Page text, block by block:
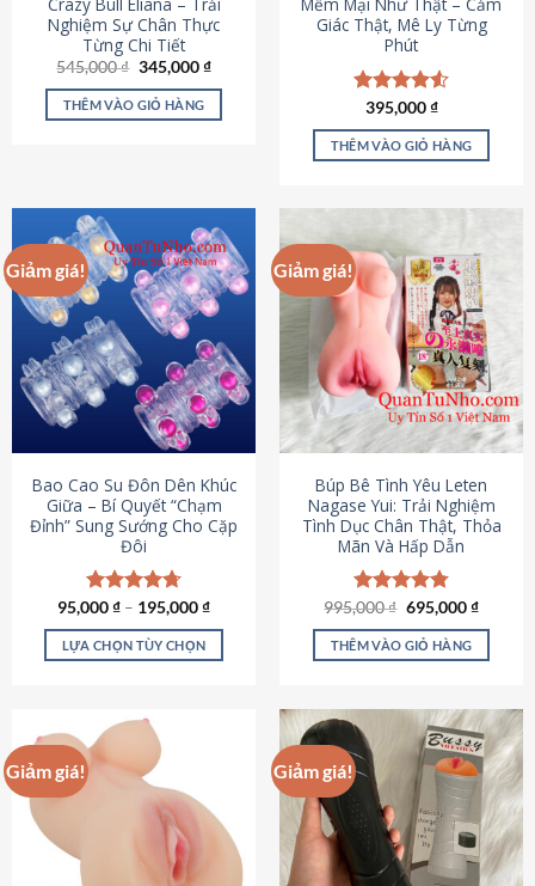
Crazy Bull Eliana – Trải
Nghiệm Sự Chân Thực
Từng Chi Tiết
545,000₫ Giá
là:
545,000 ₫.
345,000₫Giá
tại
THÊM VÀO GIỎ HÀNG
Mềm Mại Như Thật – Cảm
Giác Thật, Mê Ly Từng
Phút
Được xếp
hạng4.53
5 sao
395,000₫
THÊM VÀO GIỎ HÀNG
Giảm giá!
Bao Cao Su Đôn Dên Khúc
Giữa – Bí Quyết “Chạm
Đỉnh” Sung Sướng Cho Cặp
Đôi
Được xếp
hạng4.70
5 sao
95,000₫ – 195,000₫
LỰA CHỌN TÙY CHỌN
này
nhiều
biến
thể.
Giảm giá!
Búp Bê Tình Yêu Leten
Nagase Yui: Trải Nghiệm
Tình Dục Chân Thật, Thỏa
Mãn Và Hấp Dẫn
Được xếp
hạng4.80
5 sao
995,000₫ Giá
là:
995,000 ₫.
695,000₫Giá
tại
THÊM VÀO GIỎ HÀNG
Giảm giá! Giảm giá!